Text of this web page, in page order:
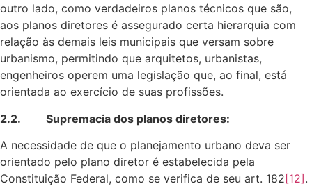
outro lado, como verdadeiros planos técnicos que são,
aos planos diretores é assegurado certa hierarquia com
relação às demais leis municipais que versam sobre
urbanismo, permitindo que arquitetos, urbanistas,
engenheiros operem uma legislação que, ao final, está
orientada ao exercício de suas profissões.
2.2. Supremacia dos planos diretores:
A necessidade de que o planejamento urbano deva ser
orientado pelo plano diretor é estabelecida pela
Constituição Federal, como se verifica de seu art. 182[12].